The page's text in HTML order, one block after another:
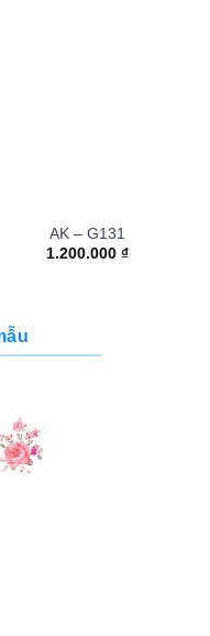
AK – G131
1.200.000 ₫